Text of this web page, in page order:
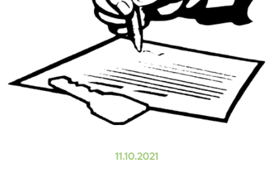
11.10.2021